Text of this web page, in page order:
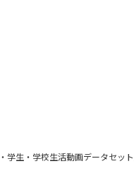
学生・学校生活動画データセッ